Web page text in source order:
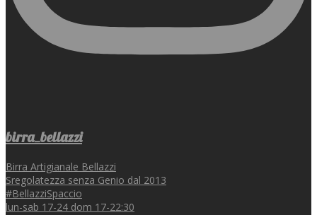
birra_bellazzi
Birra Artigianale Bellazzi
Sregolatezza senza Genio dal 2013
#BellazziSpaccio
lun-sab 17-24 dom 17-22:30